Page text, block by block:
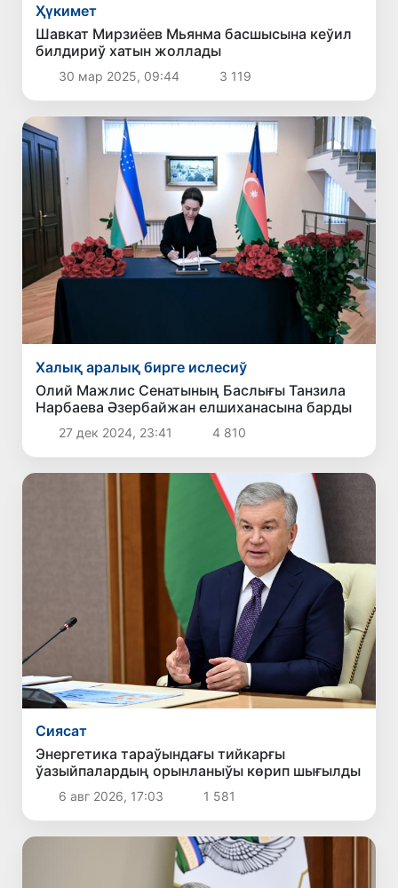
Ҳүкимет
Шавкат Мирзиёев Мьянма басшысына кеўил
билдириў хатын жоллады
30 мар 2025, 09:44 3 119
Халық аралық бирге ислесиў
Олий Мажлис Сенатының Баслығы Танзила
Нарбаева Әзербайжан елшиханасына барды
27 дек 2024, 23:41 4 810
Сиясат
Энергетика тараўындағы тийкарғы
ўазыйпалардың орынланыўы көрип шығылды
6 авг 2026, 17:03 1 581